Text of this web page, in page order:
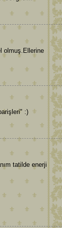
olmuş.Ellerine
:)
tatilde enerji